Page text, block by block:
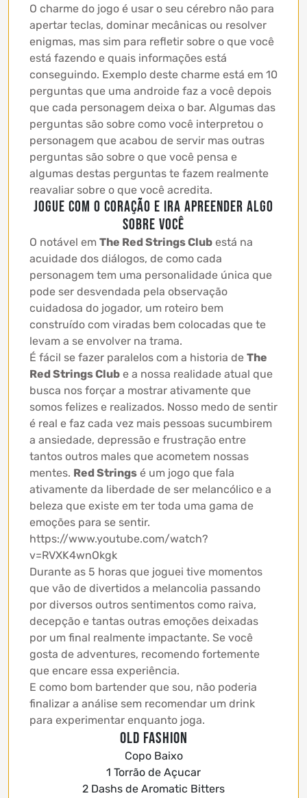
O charme do jogo é usar o seu cérebro não para
apertar teclas, dominar mecânicas ou resolver
enigmas, mas sim para refletir sobre o que você
está fazendo e quais informações está
conseguindo. Exemplo deste charme está em 10
perguntas que uma androide faz a você depois
que cada personagem deixa o bar. Algumas das
perguntas são sobre como você interpretou o
personagem que acabou de servir mas outras
perguntas são sobre o que você pensa e
algumas destas perguntas te fazem realmente
reavaliar sobre o que você acredita.
Jogue com o coração e ira apreender algo
sobre você
O notável em The Red Strings Club está na
acuidade dos diálogos, de como cada
personagem tem uma personalidade única que
pode ser desvendada pela observação
cuidadosa do jogador, um roteiro bem
construído com viradas bem colocadas que te
levam a se envolver na trama.
É fácil se fazer paralelos com a historia de The
Red Strings Club e a nossa realidade atual que
busca nos forçar a mostrar ativamente que
somos felizes e realizados. Nosso medo de sentir
é real e faz cada vez mais pessoas sucumbirem
a ansiedade, depressão e frustração entre
tantos outros males que acometem nossas
mentes. Red Strings é um jogo que fala
ativamente da liberdade de ser melancólico e a
beleza que existe em ter toda uma gama de
emoções para se sentir.
https://www.youtube.com/watch?
v=RVXK4wnOkgk
Durante as 5 horas que joguei tive momentos
que vão de divertidos a melancolia passando
por diversos outros sentimentos como raiva,
decepção e tantas outras emoções deixadas
por um final realmente impactante. Se você
gosta de adventures, recomendo fortemente
que encare essa experiência.
E como bom bartender que sou, não poderia
finalizar a análise sem recomendar um drink
para experimentar enquanto joga.
Old Fashion
Copo Baixo
1 Torrão de Açucar
2 Dashs de Aromatic Bitters